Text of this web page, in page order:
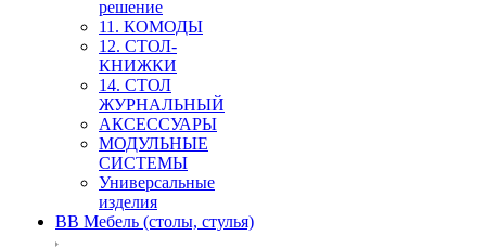
решение
11. КОМОДЫ
12. СТОЛ-
КНИЖКИ
14. СТОЛ
ЖУРНАЛЬНЫЙ
АКСЕССУАРЫ
МОДУЛЬНЫЕ
СИСТЕМЫ
Универсальные
изделия
ВВ Мебель (столы, стулья)